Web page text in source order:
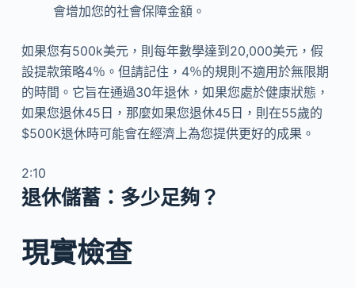
會增加您的社會保障金額。
如果您有500k美元，則每年數學達到20,000美元，假
設提款策略4％。但請記住，4％的規則不適用於無限期
的時間。它旨在通過30年退休，如果您處於健康狀態，
如果您退休45日，那麼如果您退休45日，則在55歲的
$500K退休時可能會在經濟上為您提供更好的成果。
2:10
退休儲蓄：多少足夠？
現實檢查